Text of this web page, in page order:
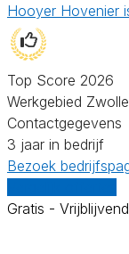
Hooyer Hovenier
Top Score 2026
Werkgebied Zwolle
Contactgegevens
3 jaar in bedrijf
Bezoek
Gratis - Vrijblijvend